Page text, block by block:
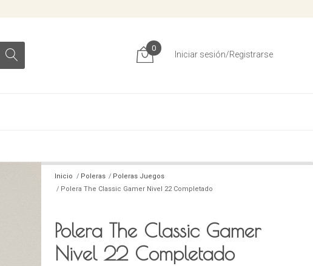
0
Iniciar sesión/Registrarse
Inicio Poleras
Poleras Juegos
Polera The Classic Gamer Nivel 22 Completado
Polera The Classic Gamer
Nivel 22 Completado